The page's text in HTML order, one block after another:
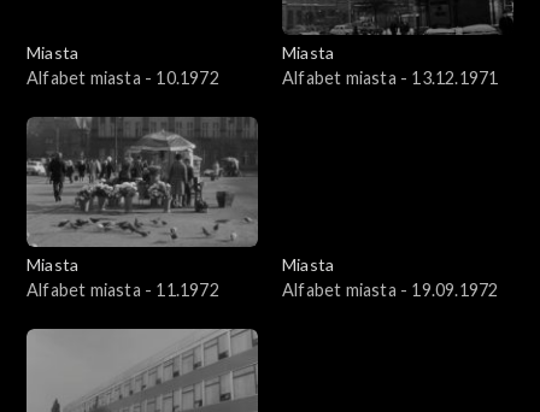
Miasta
Alfabet miasta - 10.1972
Miasta
Alfabet miasta - 13.12.1971
Miasta
Alfabet miasta - 11.1972
Miasta
Alfabet miasta - 19.09.1972